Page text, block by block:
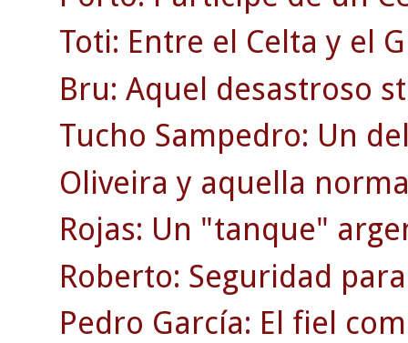
Toti: Entre el Celta y el
Bru: Aquel desastroso
Tucho Sampedro: Un
Oliveira y aquella
Rojas: Un "tanque"
Roberto: Seguridad
Pedro García: El fiel